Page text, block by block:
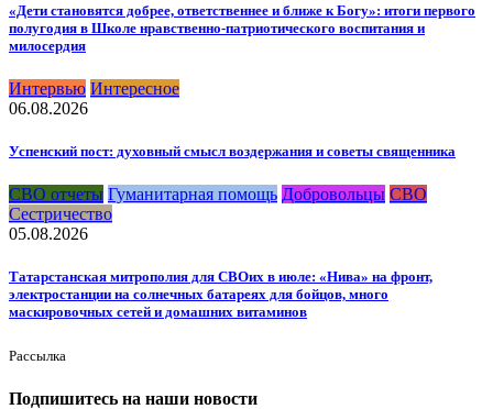
«Дети становятся добрее, ответственнее и ближе к Богу»: итоги первого
полугодия в Школе нравственно-патриотического воспитания и
милосердия
Интервью Интересное
06.08.2026
Успенский пост: духовный смысл воздержания и советы священника
СВО отчеты Гуманитарная помощь Добровольцы СВО
Сестричество
05.08.2026
Татарстанская митрополия для СВОих в июле: «Нива» на фронт,
электростанции на солнечных батареях для бойцов, много
маскировочных сетей и домашних витаминов
Рассылка
Подпишитесь на наши новости